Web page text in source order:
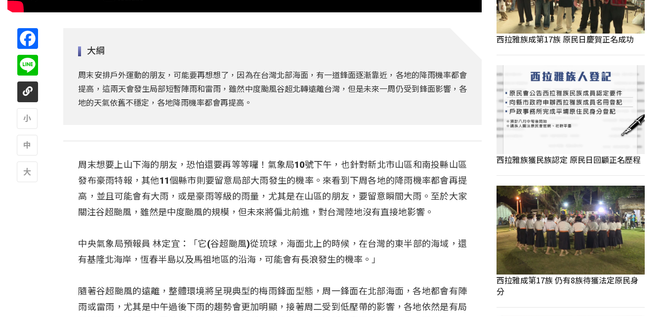
大綱
周末安排戶外運動的朋友，可能要再想想了，因為在台灣北部海面，有一道鋒面逐漸靠近，各地的降雨機率都會
提高，這兩天會發生局部短暫陣雨和雷雨，雖然中度颱風谷超北轉遠離台灣，但是未來一周仍受到鋒面影響，各
地的天氣依舊不穩定，各地降雨機率都會再提高。
周末想要上山下海的朋友，恐怕還要再等等囉！氣象局10號下午，也針對新北市山區和南投縣山區
發布豪雨特報，其他11個縣市則要留意局部大雨發生的機率。來看到下周各地的降雨機率都會再提
高，並且可能會有大雨，或是豪雨等級的雨量，尤其是在山區的朋友，要留意瞬間大雨。至於大家
關注谷超颱風，雖然是中度颱風的規模，但未來將偏北前進，對台灣陸地沒有直接地影響。
中央氣象局預報員 林定宜：「它(谷超颱風)從琉球，海面北上的時候，在台灣的東半部的海域，還
有基隆北海岸，恆春半島以及馬祖地區的沿海，可能會有長浪發生的機率。」
隨著谷超颱風的遠離，整體環境將呈現典型的梅雨鋒面型態，周一鋒面在北部海面，各地都會有陣
雨或雷雨，尤其是中午過後下雨的趨勢會更加明顯，接著周二受到低壓帶的影響，各地依然是有局
西拉雅族成第17族 原民日慶賀正名成功
西拉雅族獲民族認定 原民日回顧正名歷程
西拉雅成第17族 仍有8族待獲法定原民身
分